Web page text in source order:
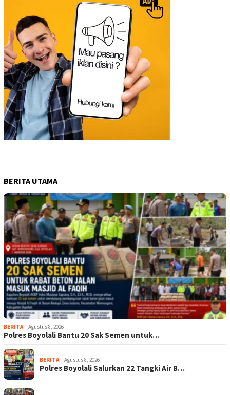
BERITA UTAMA
BERITA Agustus 8, 2026
Polres Boyolali Bantu 20 Sak Semen untuk…
BERITA Agustus 8, 2026
Polres Boyolali Salurkan 22 Tangki Air B…